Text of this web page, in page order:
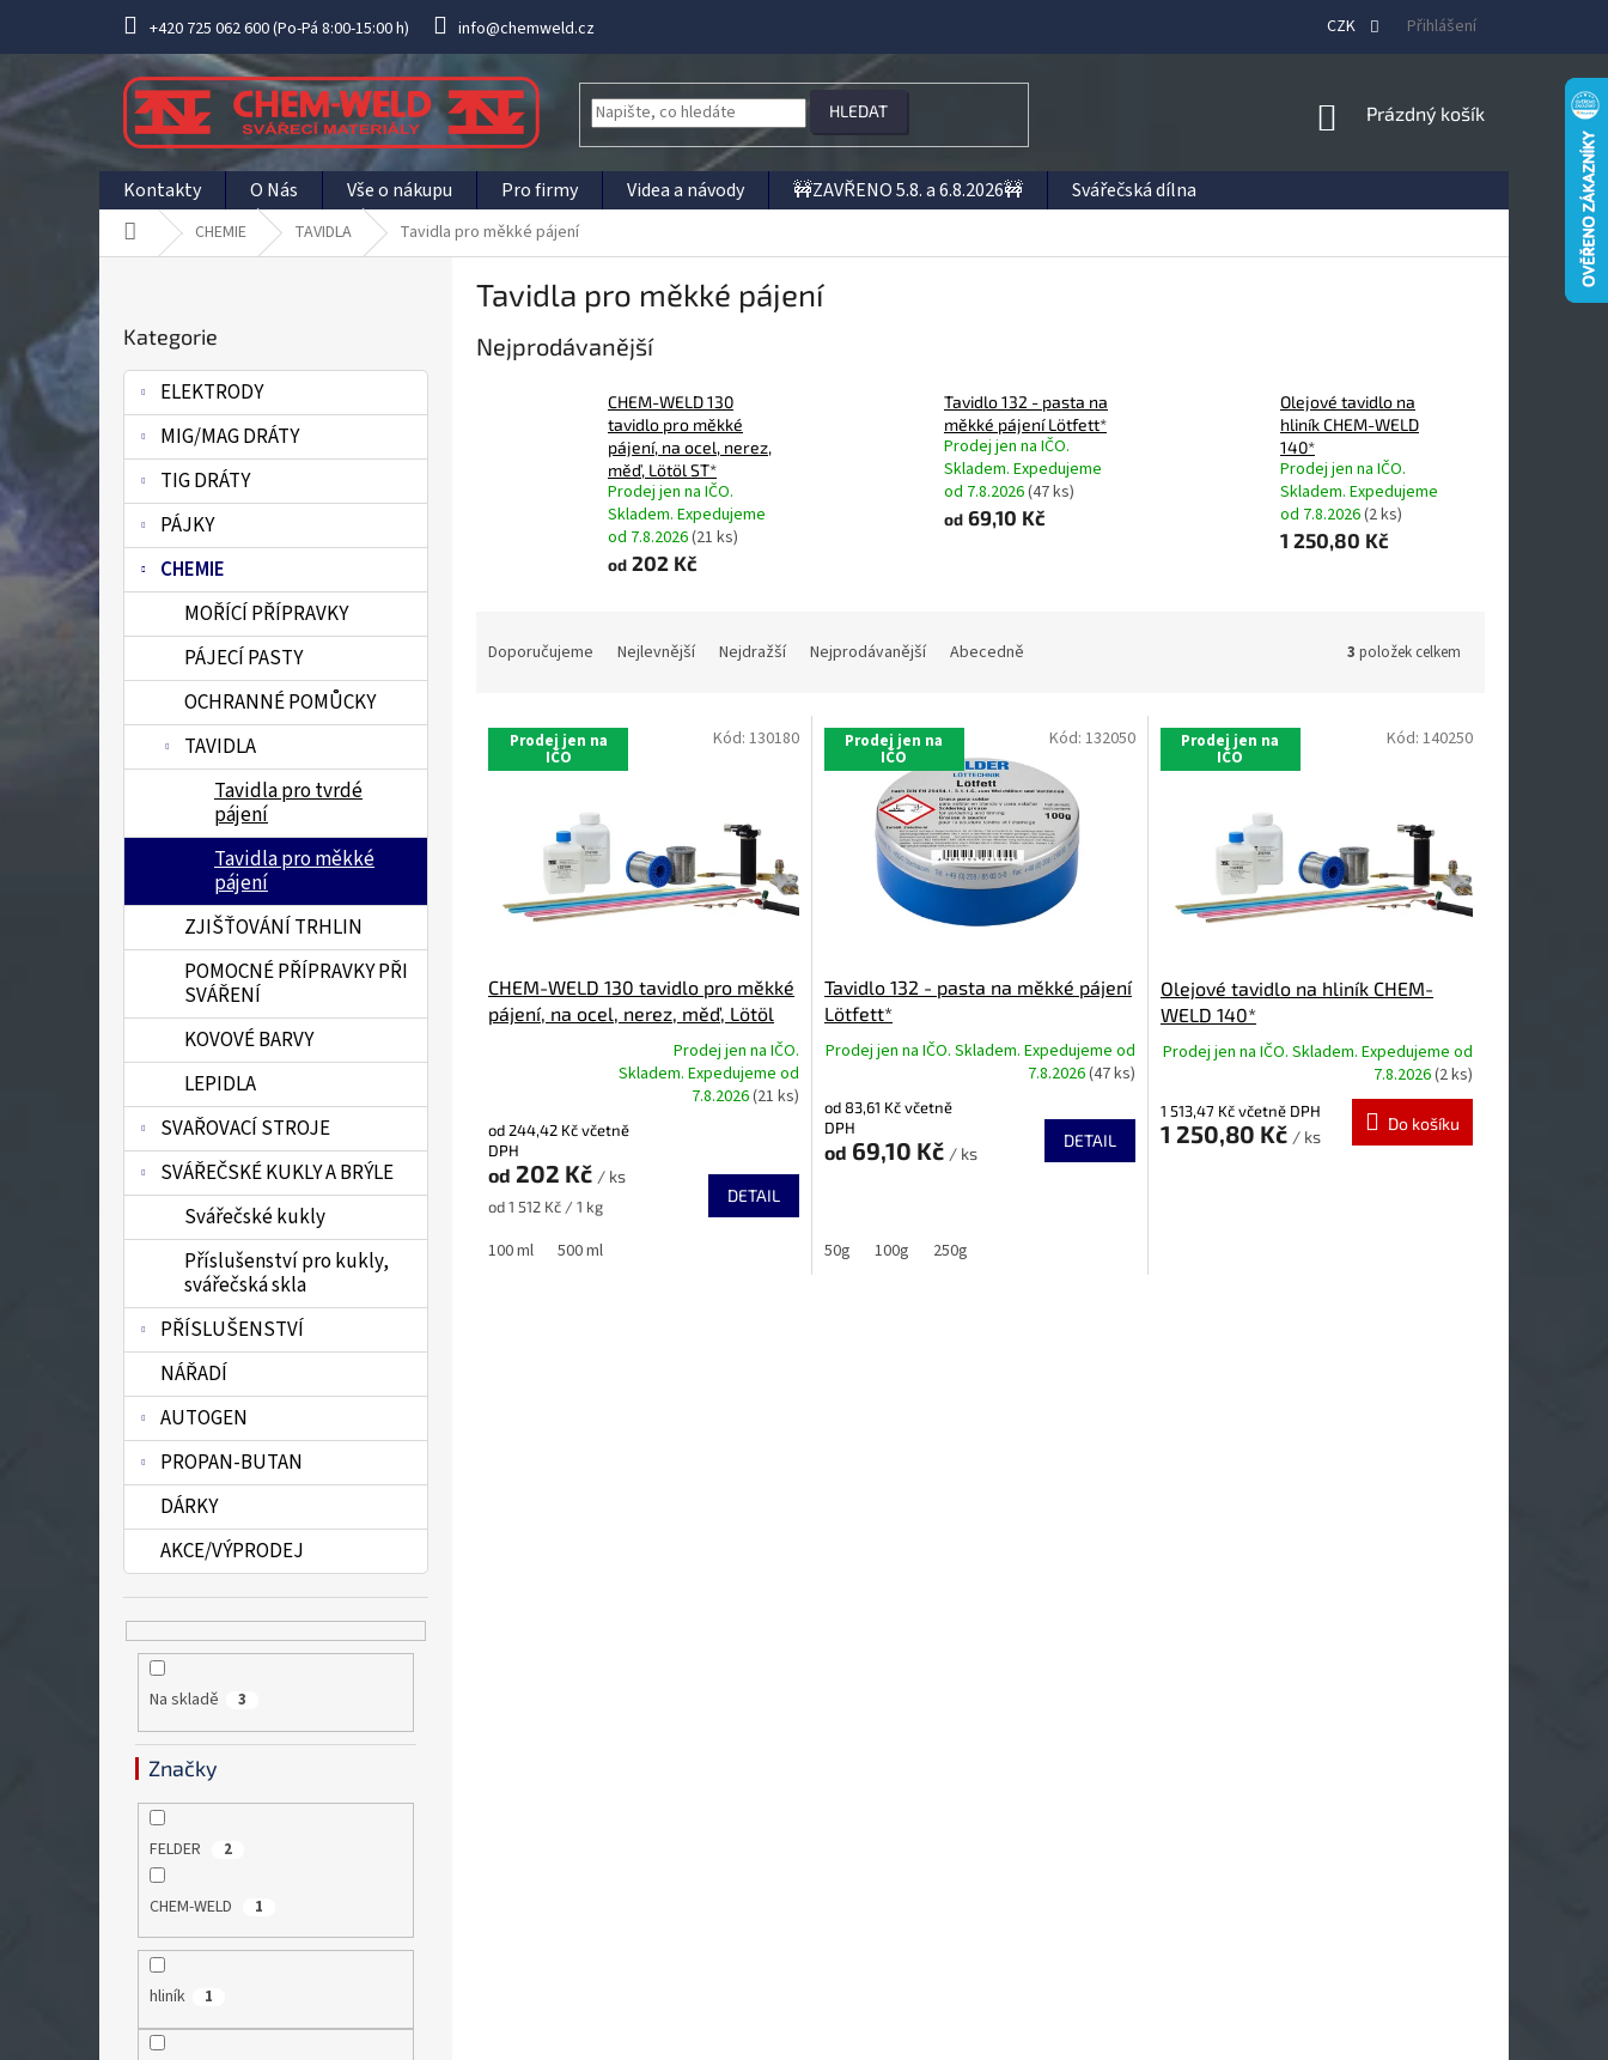
obsah
+420 725 062 600 (Po-Pá 8:00-15:00 h) info@chemweld.cz CZK Přihlášení
HLEDAT
NÁKUPNÍ
Prázdný košík
Kontakty O Nás Vše o nákupu Pro firmy Videa a návody 🚧ZAVŘENO 5.8. a 6.8.2026🚧 Svářečská dílna
Domů CHEMIE TAVIDLA Tavidla pro měkké pájení
o
s
n
n
e
l
kategorie
Kategorie
ELEKTRODY
MIG/MAG DRÁTY
TIG DRÁTY
PÁJKY
CHEMIE
MOŘÍCÍ PŘÍPRAVKY
PÁJECÍ PASTY
OCHRANNÉ POMŮCKY
TAVIDLA
Tavidla pro tvrdé
pájení
Tavidla pro měkké
pájení
ZJIŠŤOVÁNÍ TRHLIN
POMOCNÉ PŘÍPRAVKY PŘI
SVÁŘENÍ
KOVOVÉ BARVY
LEPIDLA
SVAŘOVACÍ STROJE
SVÁŘEČSKÉ KUKLY A BRÝLE
Svářečské kukly
Příslušenství pro kukly,
svářečská skla
PŘÍSLUŠENSTVÍ
NÁŘADÍ
AUTOGEN
PROPAN-BUTAN
DÁRKY
AKCE/VÝPRODEJ
Na skladě 3
Značky
FELDER 2
CHEM-WELD 1
hliník 1
Tavidla pro měkké pájení
Nejprodávanější
CHEM-WELD 130
tavidlo pro měkké
pájení, na ocel, nerez,
měď, Lötöl ST*
Prodej jen na IČO.
Skladem. Expedujeme
od 7.8.2026(21 ks)
od 202 Kč
Tavidlo 132 - pasta na
měkké pájení Lötfett*
Prodej jen na IČO.
Skladem. Expedujeme
od 7.8.2026(47 ks)
od69,10 Kč
Olejové tavidlo na
hliník CHEM-WELD
140*
Prodej jen na IČO.
Skladem. Expedujeme
od 7.8.2026(2 ks)
1 250,80 Kč
n
Doporučujeme Nejlevnější Nejdražší Nejprodávanější Abecedně 3 položek celkem
V
Prodej jen na
IČO
CHEM-WELD 130 tavidlo pro měkké
pájení, na ocel, nerez, měď, Lötöl
produktu
je
5,0
z
5
Prodej jen na IČO.
Skladem. Expedujeme od
7.8.2026(21 ks)
od 244,42 Kč včetně
DPH
od 202 Kč / ks
Měrná
od 1 512 Kč / 1 kg
DETAIL
100 ml 500 ml
Kód: 130180 Prodej jen na
IČO
Tavidlo 132 - pasta na měkké pájení
Lötfett*
Prodej jen na IČO. Skladem. Expedujeme od
7.8.2026(47 ks)
od 83,61 Kč včetně
DPH
od 69,10 Kč / ks
DETAIL
50g 100g 250g
Kód: 132050 Prodej jen na
IČO
Olejové tavidlo na hliník CHEM-
WELD 140*
Prodej jen na IČO. Skladem. Expedujeme od
7.8.2026(2 ks)
1 513,47 Kč včetně DPH
1 250,80 Kč / ks
Do košíku
Kód: 140250